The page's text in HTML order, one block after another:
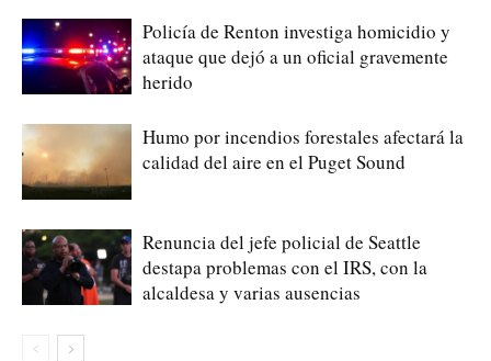
Policía de Renton investiga homicidio y
ataque que dejó a un oficial gravemente
herido
Humo por incendios forestales afectará la
calidad del aire en el Puget Sound
Renuncia del jefe policial de Seattle
destapa problemas con el IRS, con la
alcaldesa y varias ausencias